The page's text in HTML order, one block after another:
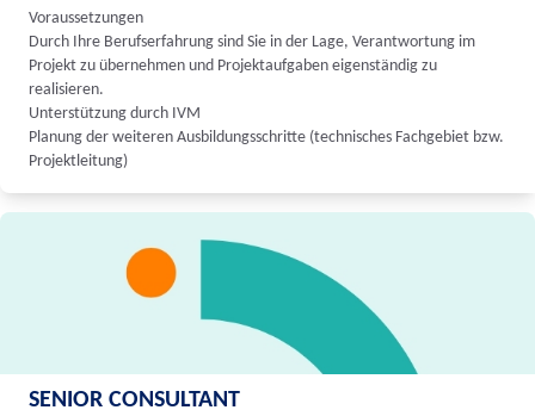
Voraussetzungen
Durch Ihre Berufserfahrung sind Sie in der Lage, Verantwortung im
Projekt zu übernehmen und Projektaufgaben eigenständig zu
realisieren.
Unterstützung durch IVM
Planung der weiteren Ausbildungsschritte (technisches Fachgebiet bzw.
Projektleitung)
SENIOR CONSULTANT